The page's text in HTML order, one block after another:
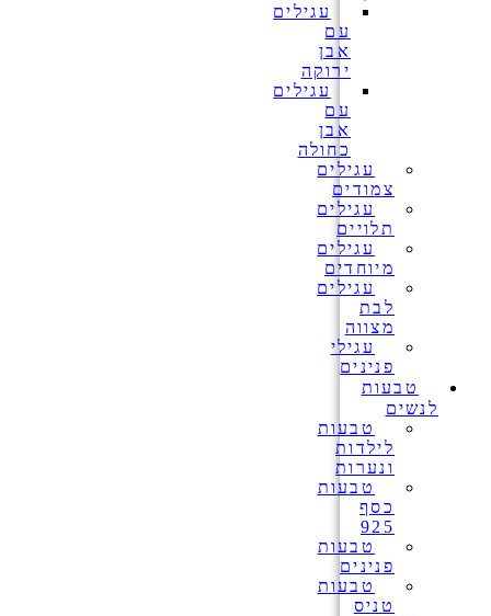
עגילים
עם
אבן
ירוקה
עגילים
עם
אבן
כחולה
עגילים
צמודים
עגילים
תלויים
עגילים
מיוחדים
עגילים
לבת
מצווה
עגילי
פנינים
טבעות
לנשים
טבעות
לילדות
ונערות
טבעות
כסף
925
טבעות
פנינים
טבעות
טניס